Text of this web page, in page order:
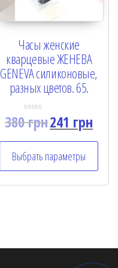
Часы женские
кварцевые ЖЕНЕВА
GENEVA силиконовые,
разных цветов. 65.
R
d
0
o
u
380грн241 грн
Выбрать параметры